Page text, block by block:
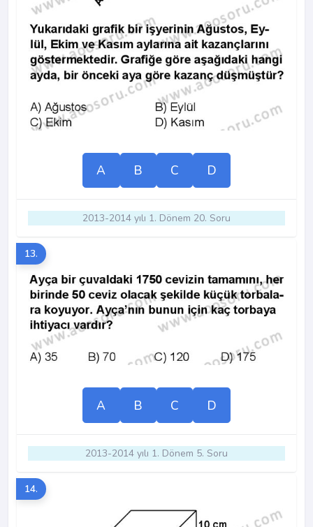
A B C D
2013-2014 yılı 1. Dönem 20. Soru
13.
A B C D
2013-2014 yılı 1. Dönem 5. Soru
14.